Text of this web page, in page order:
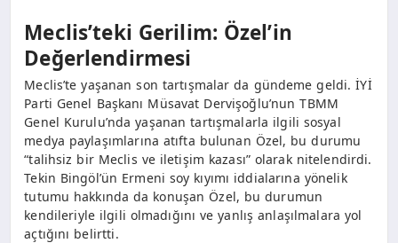
Meclis’teki Gerilim: Özel’in
Değerlendirmesi
Meclis’te yaşanan son tartışmalar da gündeme geldi. İYİ
Parti Genel Başkanı Müsavat Dervişoğlu’nun TBMM
Genel Kurulu’nda yaşanan tartışmalarla ilgili sosyal
medya paylaşımlarına atıfta bulunan Özel, bu durumu
“talihsiz bir Meclis ve iletişim kazası” olarak nitelendirdi.
Tekin Bingöl’ün Ermeni soy kıyımı iddialarına yönelik
tutumu hakkında da konuşan Özel, bu durumun
kendileriyle ilgili olmadığını ve yanlış anlaşılmalara yol
açtığını belirtti.